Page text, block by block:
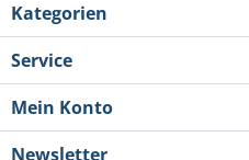
Kategorien
Service
Mein Konto
Newsletter